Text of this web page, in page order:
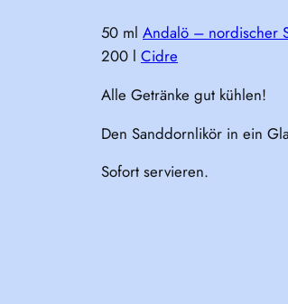
50 ml Andalö – nordischer
200 l Cidre
Alle Getränke gut kühlen!
Den Sanddornlikör in ein
Sofort servieren.